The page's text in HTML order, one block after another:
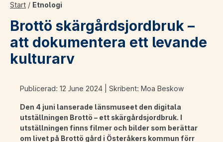
Start / Etnologi
Brottö skärgårdsjordbruk –
att dokumentera ett levande
kulturarv
Publicerad: 12 June 2024 | Skribent: Moa Beskow
Den 4 juni lanserade länsmuseet den digitala
utställningen Brottö – ett skärgårdsjordbruk. I
utställningen finns filmer och bilder som berättar
om livet på Brottö gård i Österåkers kommun förr